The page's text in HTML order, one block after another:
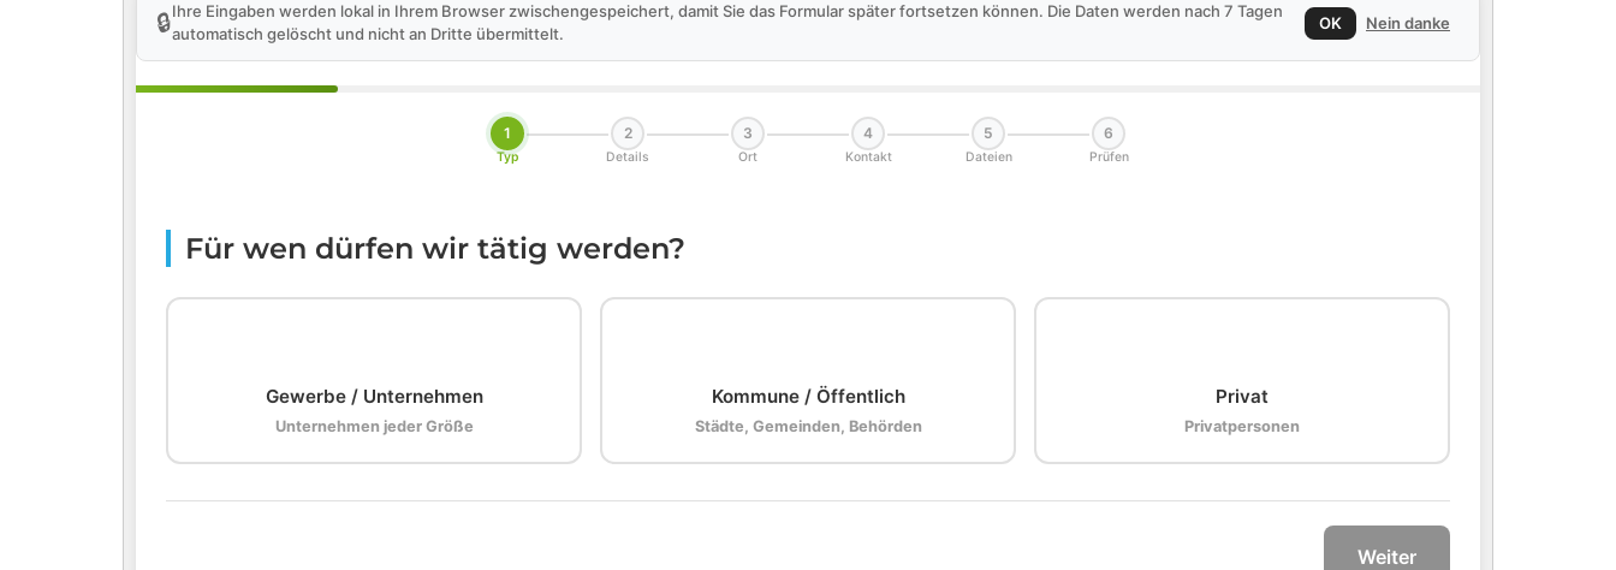
🔒Ihre Eingaben werden lokal in Ihrem Browser zwischengespeichert, damit Sie das Formular später fortsetzen können. Die Daten werden nach 7 Tagen
automatisch gelöscht und nicht an Dritte übermittelt.
OK Nein danke
1
Typ
2
Details
3
Ort
4
Kontakt
5
Dateien
6
Prüfen
Für wen dürfen wir tätig werden?
Gewerbe / Unternehmen
Unternehmen jeder Größe
Kommune / Öffentlich
Städte, Gemeinden, Behörden
Privat
Privatpersonen
Weiter